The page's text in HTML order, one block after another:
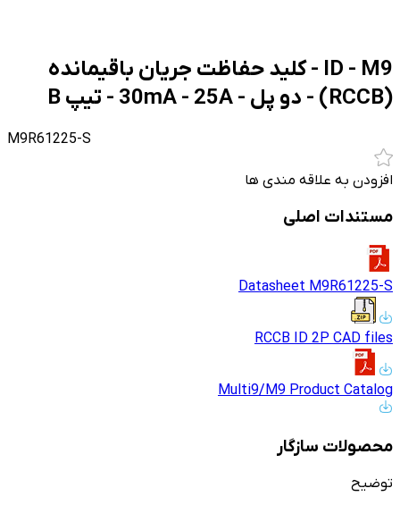
ID - M9 - کلید حفاظت جریان باقیمانده
(RCCB) - دو پل - 30mA - 25A - تیپ B
M9R61225-S
افزودن به علاقه مندی ها
مستندات اصلی
Datasheet M9R61225-S
RCCB ID 2P CAD files
Multi9/M9 Product Catalog
محصولات سازگار
توضیح